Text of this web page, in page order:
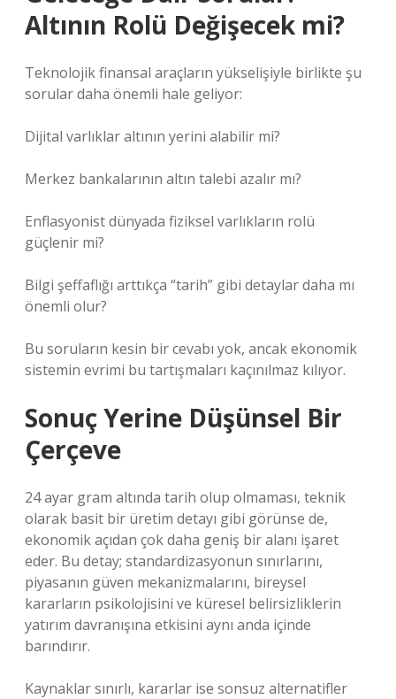
Altının Rolü Değişecek mi?
Teknolojik finansal araçların yükselişiyle birlikte şu
sorular daha önemli hale geliyor:
Dijital varlıklar altının yerini alabilir mi?
Merkez bankalarının altın talebi azalır mı?
Enflasyonist dünyada fiziksel varlıkların rolü
güçlenir mi?
Bilgi şeffaflığı arttıkça “tarih” gibi detaylar daha mı
önemli olur?
Bu soruların kesin bir cevabı yok, ancak ekonomik
sistemin evrimi bu tartışmaları kaçınılmaz kılıyor.
Sonuç Yerine Düşünsel Bir
Çerçeve
24 ayar gram altında tarih olup olmaması, teknik
olarak basit bir üretim detayı gibi görünse de,
ekonomik açıdan çok daha geniş bir alanı işaret
eder. Bu detay; standardizasyonun sınırlarını,
piyasanın güven mekanizmalarını, bireysel
kararların psikolojisini ve küresel belirsizliklerin
yatırım davranışına etkisini aynı anda içinde
barındırır.
Kaynaklar sınırlı, kararlar ise sonsuz alternatifler